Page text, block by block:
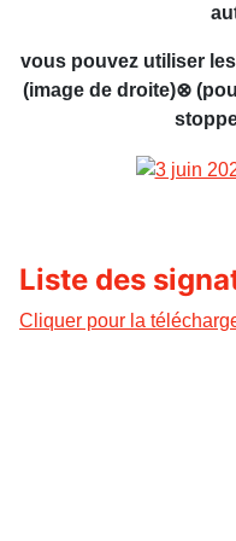
vous pouvez utiliser
(image de droite)⊗
Liste des
Cliquer pour la